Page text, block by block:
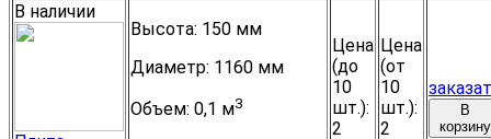
В наличии
Высота: 150 мм
Диаметр: 1160 мм
Объем: 0,1 м3
Цена
(до
10
шт.):
2
Цена
(от
10
шт.):
2
В
корзину